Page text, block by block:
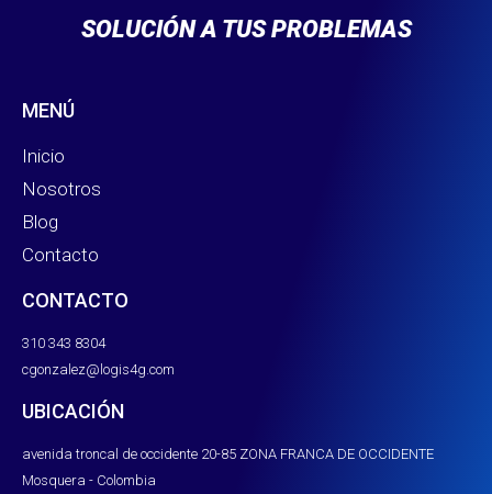
SOLUCIÓN A TUS PROBLEMAS
MENÚ
Inicio
Nosotros
Blog
Contacto
CONTACTO
310 343 8304
⁠cgonzalez@logis4g.com
UBICACIÓN
avenida troncal de occidente 20-85 ZONA FRANCA DE OCCIDENTE
Mosquera - Colombia